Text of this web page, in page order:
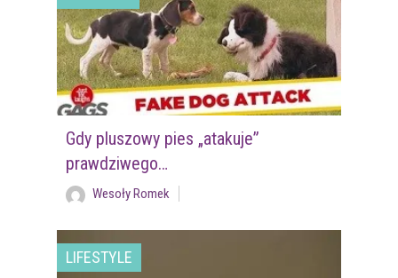
Gdy pluszowy pies „atakuje”
prawdziwego…
Wesoły Romek
LIFESTYLE